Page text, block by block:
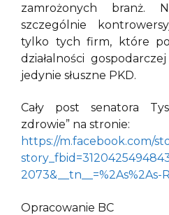
zamrożonych
szczególnie
tylko tych firm, które
działalności
jedynie słuszne PKD.
Cały post senatora
zdrowie” na stronie:
https://m.facebook.com/
2073&__tn__=%2As%2As-R
Opracowanie BC